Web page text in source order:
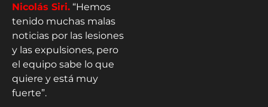
Nicolás Siri. “Hemos
tenido muchas malas
noticias por las lesiones
y las expulsiones, pero
el equipo sabe lo que
quiere y está muy
fuerte”.